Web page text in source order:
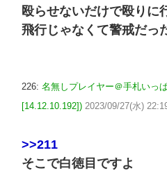
殴らせないだけで殴りに
飛行じゃなくて警戒だっ
226: 名無しプレイヤー＠手札いっ
[14.12.10.192]) 2023/09/27(水)
>>211
そこで白徳目ですよ